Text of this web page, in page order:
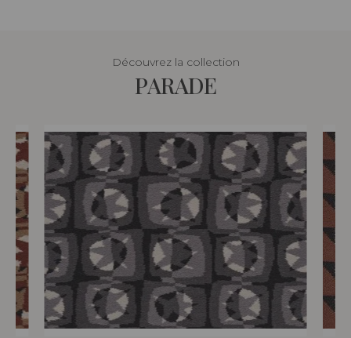
Découvrez la collection
PARADE